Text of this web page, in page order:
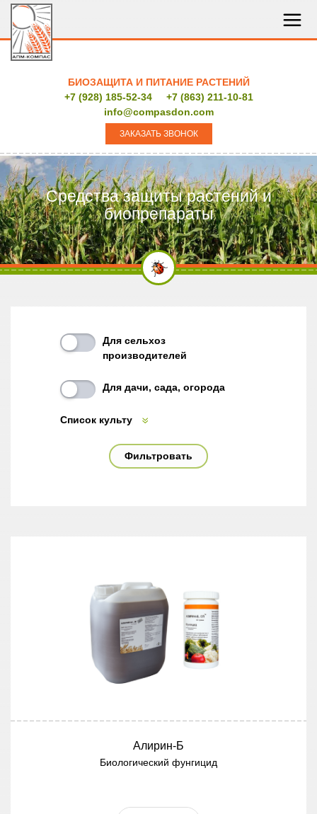
БИОЗАЩИТА И ПИТАНИЕ РАСТЕНИЙ
+7 (928) 185-52-34
+7 (863) 211-10-81
info@compasdon.com
ЗАКАЗАТЬ ЗВОНОК
Средства защиты растений и
биопрепараты
Для сельхоз
производителей
Для дачи, сада, огорода
Фильтровать
Алирин-Б
Биологический фунгицид